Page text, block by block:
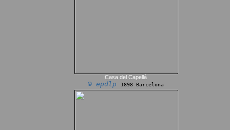
Casa del Capellá
© epdlp 1898 Barcelona